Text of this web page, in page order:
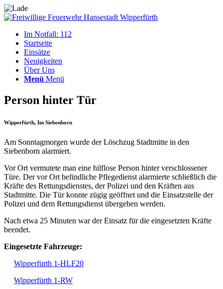
Im Notfall: 112
Startseite
Einsätze
Neuigkeiten
Über Uns
Menü Menü
Person hinter Tür
Wipperfürth, Im Siebenborn
Am Sonntagmorgen wurde der Löschzug Stadtmitte in den
Siebenborn alarmiert.
Vor Ort vermutete man eine hilflose Person hinter verschlossener
Türe. Der vor Ort befindliche Pflegedienst alarmierte schließlich die
Kräfte des Rettungsdienstes, der Polizei und den Kräften aus
Stadtmitte. Die Tür konnte zügig geöffnet und die Einsatzstelle der
Polizei und dem Rettungsdienst übergeben werden.
Nach etwa 25 Minuten war der Einsatz für die eingesetzten Kräfte
beendet.
Eingesetzte Fahrzeuge:
Wipperfürth 1-HLF20
Wipperfürth 1-RW